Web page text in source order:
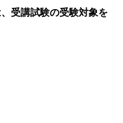
受講試験の受験対象を